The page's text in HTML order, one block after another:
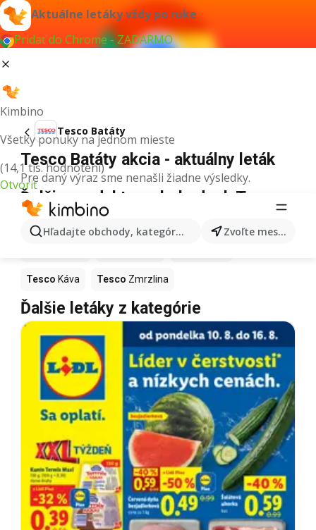
Aktuálne letáky vždy po ruke
Pridať do Chrome - ZADARMO
Kimbino
Všetky ponuky na jednom mieste
(14,1 tis. hodnotení)
Otvoriť
Hľadajte obchody, kategórie, produkty... Zvoľte mesto
Tesco Batáty
Tesco Batáty akcia - aktuálny leták
Pre daný výraz sme nenašli žiadne výsledky.
Ďalšie produkty v obchodoch Tesco
Tesco Káva Tesco Zmrzlina
Ďalšie letáky z kategórie